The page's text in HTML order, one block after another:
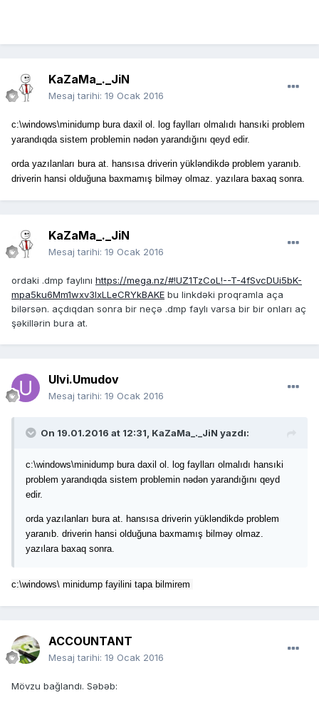
KaZaMa_._JiN
Mesaj tarihi: 19 Ocak 2016
c:\windows\minidump bura daxil ol. log faylları olmalıdı hansıki problem
yarandıqda sistem problemin nədən yarandığını qeyd edir.
orda yazılanları bura at. hansısa driverin yükləndikdə problem yaranıb.
driverin hansi olduğuna baxmamış bilməy olmaz. yazılara baxaq sonra.
KaZaMa_._JiN
Mesaj tarihi: 19 Ocak 2016
ordaki .dmp faylını https://mega.nz/#!UZ1TzCoL!--T-4fSvcDUi5bK-
mpa5ku6Mm1wxv3lxLLeCRYkBAKE bu linkdəki proqramla aça
bilərsən. açdıqdan sonra bir neçə .dmp faylı varsa bir bir onları aç
şəkillərin bura at.
Ulvi.Umudov
Mesaj tarihi: 19 Ocak 2016
On 19.01.2016 at 12:31, KaZaMa_._JiN yazdı:
c:\windows\minidump bura daxil ol. log faylları olmalıdı hansıki
problem yarandıqda sistem problemin nədən yarandığını qeyd
edir.
orda yazılanları bura at. hansısa driverin yükləndikdə problem
yaranıb. driverin hansi olduğuna baxmamış bilməy olmaz.
yazılara baxaq sonra.
c:\windows\ minidump fayilini tapa bilmirem
ACCOUNTANT
Mesaj tarihi: 19 Ocak 2016
Mövzu bağlandı. Səbəb: